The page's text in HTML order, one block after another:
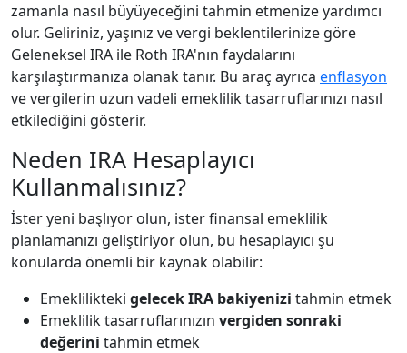
zamanla nasıl büyüyeceğini tahmin etmenize yardımcı
olur. Geliriniz, yaşınız ve vergi beklentilerinize göre
Geleneksel IRA ile Roth IRA'nın faydalarını
karşılaştırmanıza olanak tanır. Bu araç ayrıca enflasyon
ve vergilerin uzun vadeli emeklilik tasarruflarınızı nasıl
etkilediğini gösterir.
Neden IRA Hesaplayıcı
Kullanmalısınız?
İster yeni başlıyor olun, ister finansal emeklilik
planlamanızı geliştiriyor olun, bu hesaplayıcı şu
konularda önemli bir kaynak olabilir:
Emeklilikteki gelecek IRA bakiyenizi tahmin etmek
Emeklilik tasarruflarınızın vergiden sonraki
değerini tahmin etmek